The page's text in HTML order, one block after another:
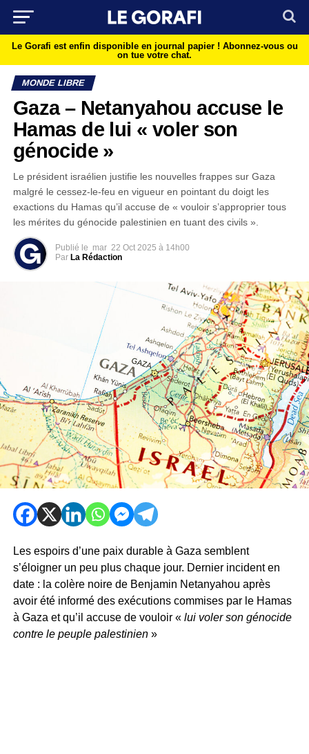
Le Gorafi est enfin disponible en journal papier ! Abonnez-vous ou
on tue votre chat.
MONDE LIBRE
Gaza – Netanyahou accuse le
Hamas de lui « voler son
génocide »
Le président israélien justifie les nouvelles frappes sur Gaza
malgré le cessez-le-feu en vigueur en pointant du doigt les
exactions du Hamas qu’il accuse de « vouloir s’approprier tous
les mérites du génocide palestinien en tuant des civils ».
Publié le mar 22 Oct 2025 à 14h00
Par La Rédaction
Les espoirs d’une paix durable à Gaza semblent
s’éloigner un peu plus chaque jour. Dernier incident en
date : la colère noire de Benjamin Netanyahou après
avoir été informé des exécutions commises par le Hamas
à Gaza et qu’il accuse de vouloir « lui voler son génocide
contre le peuple palestinien »